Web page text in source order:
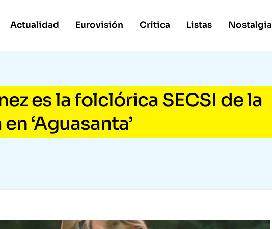
Actualidad Eurovisión Crítica Listas Nostalgia
es la folclórica SECSI de la
‘Aguasanta’